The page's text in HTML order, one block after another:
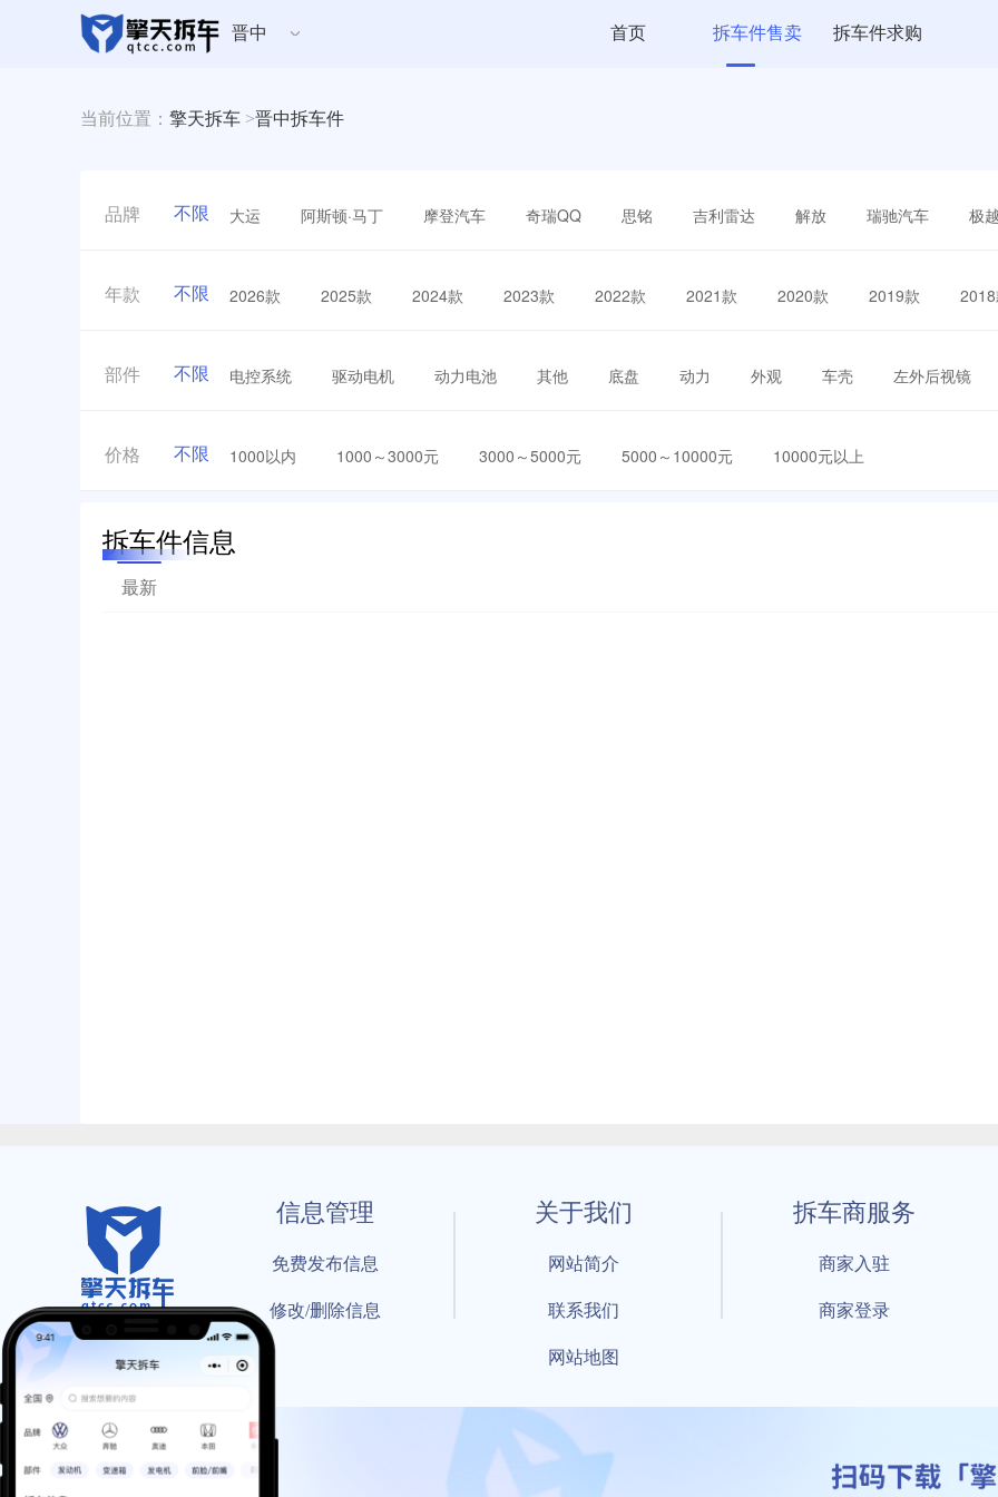
晋中 首页 拆车件售卖 拆车件求购
当前位置： 擎天拆车 >晋中拆车件
品牌 不限 大运 阿斯顿·马丁 摩登汽车 奇瑞QQ 思铭 吉利雷达 解放 瑞驰汽车 极
年款 不限 2026款 2025款 2024款 2023款 2022款 2021款 2020款 2019款
部件 不限 电控系统 驱动电机 动力电池 其他 底盘 动力 外观 车壳 左外后视镜
价格 不限 1000以内 1000～3000元 3000～5000元 5000～10000元 10000元以上
拆车件信息
最新
信息管理
免费发布信息
修改/删除信息
关于我们
网站简介
联系我们
网站地图
拆车商服务
商家入驻
商家登录
© 2021 By 擎天拆车-买卖拆车件，擎天拆车好省快 All Rights Reserved
工信部备案号：鲁ICP备18021004号-17 公安部备案号： 鲁公网安备